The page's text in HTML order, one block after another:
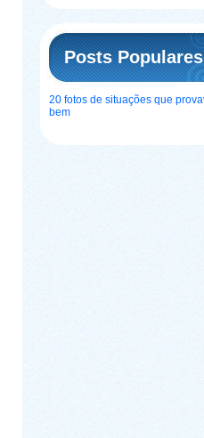
Posts Populares
20 fotos de situações que
bem